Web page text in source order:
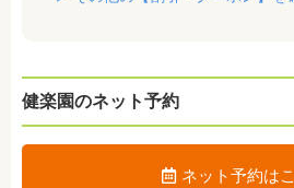
健楽園のネット予約
ネット予約は